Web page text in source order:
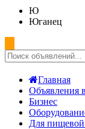
Ю
Юганец
Главная
Объявления
Бизнес
Для